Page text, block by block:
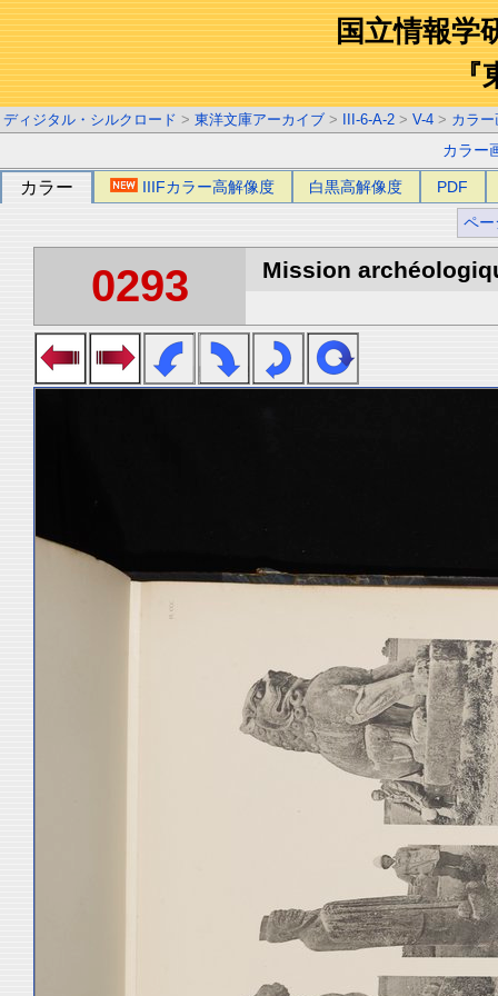
国立情報学
『
ディジタル・シルクロード > 東洋文庫アーカイブ > III-6-A-2 > V-4 > カラ
カラー
カラー IIIFカラー高解像度 白黒高解像度 PDF
ペー
0293 Mission